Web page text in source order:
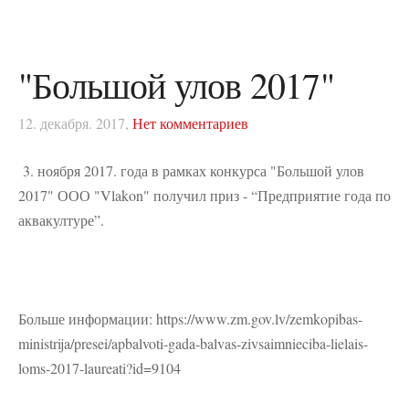
"Большой улов 2017"
12. декабря. 2017, Нет комментариев
3. ноября 2017. года в рамках конкурса "Большой улов
2017" ООО "Vlakon" получил приз - “Предприятие года по
аквакултуре”.
Больше информации: https://www.zm.gov.lv/zemkopibas-
ministrija/presei/apbalvoti-gada-balvas-zivsaimnieciba-lielais-
loms-2017-laureati?id=9104